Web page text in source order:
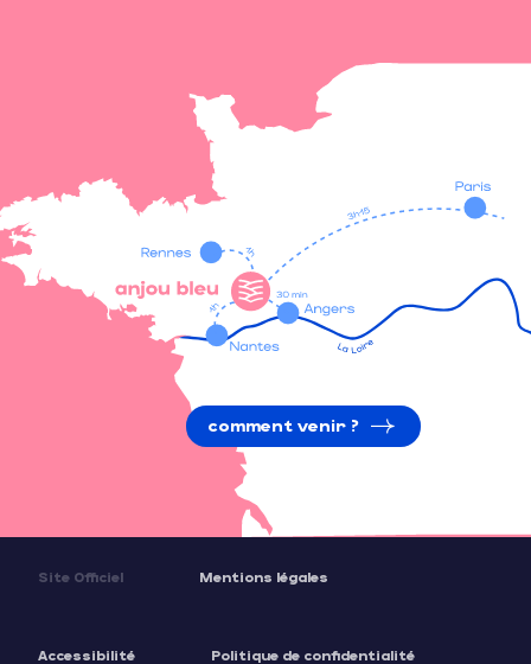
comment venir ?
Site Officiel Mentions légales
Accessibilité Politique de confidentialité